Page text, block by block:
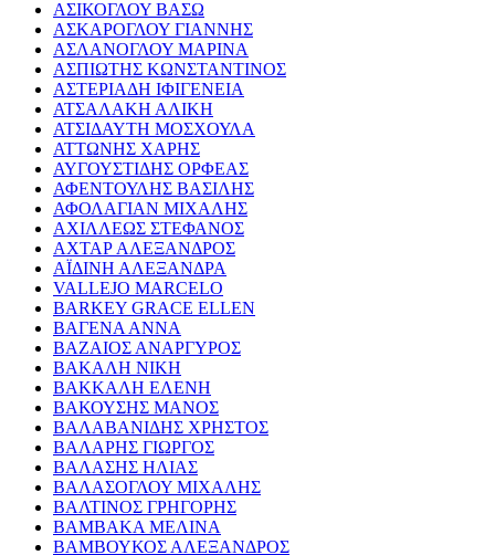
ΑΣΙΚΟΓΛΟΥ ΒΑΣΩ
ΑΣΚΑΡΟΓΛΟΥ ΓΙΑΝΝΗΣ
ΑΣΛΑΝΟΓΛΟΥ ΜΑΡΙΝΑ
ΑΣΠΙΩΤΗΣ ΚΩΝΣΤΑΝΤΙΝΟΣ
ΑΣΤΕΡΙΑΔΗ ΙΦΙΓΕΝΕΙΑ
ΑΤΣΑΛΑΚΗ ΑΛΙΚΗ
ΑΤΣΙΔΑΥΤΗ ΜΟΣΧΟΥΛΑ
ΑΤΤΩΝΗΣ ΧΑΡΗΣ
ΑΥΓΟΥΣΤΙΔΗΣ ΟΡΦΕΑΣ
ΑΦΕΝΤΟΥΛΗΣ ΒΑΣΙΛΗΣ
ΑΦΟΛΑΓΙΑΝ ΜΙΧΑΛΗΣ
ΑΧΙΛΛΕΩΣ ΣΤΕΦΑΝΟΣ
ΑΧΤΑΡ ΑΛΕΞΑΝΔΡΟΣ
ΑΪΔΙΝΗ ΑΛΕΞΑΝΔΡΑ
VALLEJO MARCELO
BARKEY GRACE ELLEN
ΒΑΓΕΝΑ ΑΝΝΑ
ΒΑΖΑΙΟΣ ΑΝΑΡΓΥΡΟΣ
ΒΑΚΑΛΗ ΝΙΚΗ
ΒΑΚΚΑΛΗ ΕΛΕΝΗ
ΒΑΚΟΥΣΗΣ ΜΑΝΟΣ
ΒΑΛΑΒΑΝΙΔΗΣ ΧΡΗΣΤΟΣ
ΒΑΛΑΡΗΣ ΓΙΩΡΓΟΣ
ΒΑΛΑΣΗΣ ΗΛΙΑΣ
ΒΑΛΑΣΟΓΛΟΥ ΜΙΧΑΛΗΣ
ΒΑΛΤΙΝΟΣ ΓΡΗΓΟΡΗΣ
ΒΑΜΒΑΚΑ ΜΕΛΙΝΑ
ΒΑΜΒΟΥΚΟΣ ΑΛΕΞΑΝΔΡΟΣ